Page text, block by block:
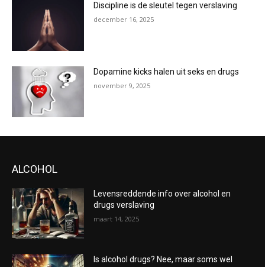
Discipline is de sleutel tegen verslaving
december 16, 2025
Dopamine kicks halen uit seks en drugs
november 9, 2025
ALCOHOL
Levensreddende info over alcohol en
drugs verslaving
maart 14, 2025
Is alcohol drugs? Nee, maar soms wel